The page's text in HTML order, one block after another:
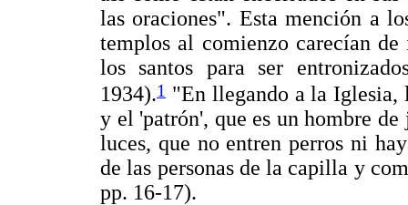
las oraciones". Esta mención a
templos al comienzo carecían
los santos para ser
1934).1 "En llegando a la Iglesia,
y el 'patrón', que es un hombre
luces, que no entren perros ni
de las personas de la capilla y
pp. 16-17).